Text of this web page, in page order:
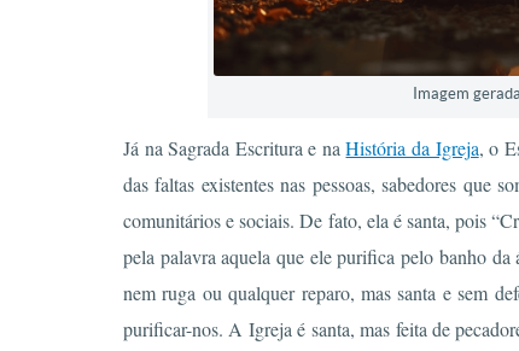
Imagem
Já na Sagrada Escritura e naHistória da Igreja, o
das faltas existentes nas pessoas, sabedores que
comunitários e sociais. De fato, ela é santa, pois
pela palavra aquela que ele purifica pelo banho da
nem ruga ou qualquer reparo, mas santa e sem
purificar-nos. A Igreja é santa, mas feita de